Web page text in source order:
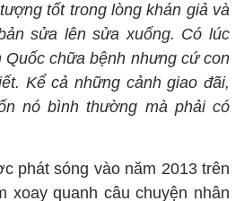
tốt trong lòng khán giả và
sửa lên sửa xuống. Có lúc
Quốc chữa bệnh nhưng cứ con
Kể cả những cảnh giao đãi,
nó bình thường mà phải có
phát sóng vào năm 2013 trên
xoay quanh câu chuyện nhân